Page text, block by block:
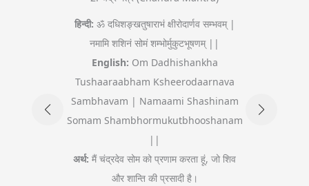
हिन्दी: ॐ दधिशङ्खतुषाराभं क्षीरोदार्णव सम्भवम् |
नमामि शशिनं सोमं शम्भोर्मुकुटभूषणम् ||
English: Om Dadhishankha
Tushaaraabham Ksheerodaarnava
Sambhavam | Namaami Shashinam
Somam Shambhormukutbhooshanam
||
अर्थ: मैं चंद्रदेव सोम को प्रणाम करता हूं, जो शिव
और शान्ति की प्रसादी है।